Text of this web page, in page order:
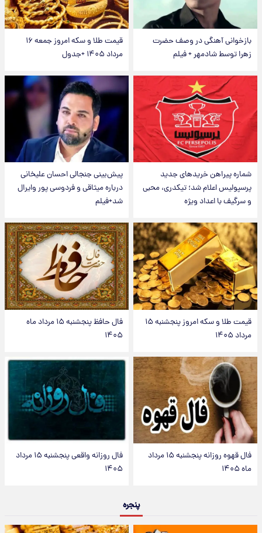
بازخوانی آهنگی در وصف حضرت
زهرا توسط شادمهر + فیلم
قیمت طلا و سکه امروز جمعه ۱۶
مرداد ۱۴۰۵ +جدول
شماره پیراهن خریدهای جدید
پرسپولیس اعلام شد؛ تیکدری، محبی
و سرگیف با اعداد ویژه
پیش‌بینی جنجالی احسان علیخانی
درباره میثاقی و فردوسی پور وایرال
شد+فیلم
قیمت طلا و سکه امروز پنجشنبه ۱۵
مرداد ۱۴۰۵
فال حافظ پنجشنبه ۱۵ مرداد ماه
۱۴۰۵
فال قهوه روزانه پنجشنبه ۱۵ مرداد
ماه ۱۴۰۵
فال روزانه واقعی پنجشنبه ۱۵ مرداد
۱۴۰۵
پنجره